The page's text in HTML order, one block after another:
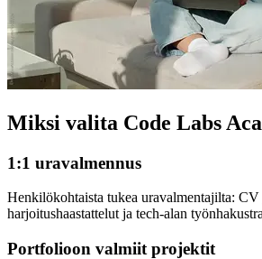
Miksi valita Code Labs
1:1 uravalmennus
Henkilökohtaista tukea uravalmentajilta:
harjoitushaastattelut ja tech-alan
Portfolioon valmiit projektit